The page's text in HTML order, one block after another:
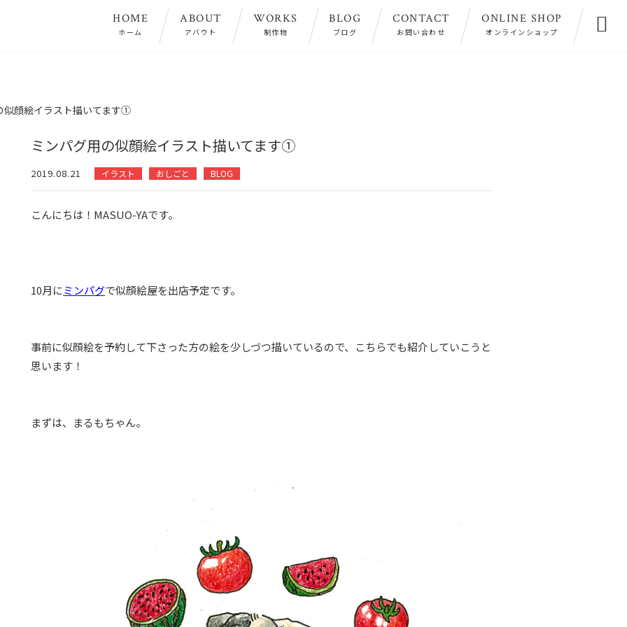
HOME
ホーム
ABOUT
アバウト
WORKS
制作物
BLOG
ブログ
CONTACT
お問い合わせ
ONLINE SHOP
オンラインショップ 
似顔絵イラスト描いてます①
ミンパグ用の似顔絵イラスト描いてます①
2019.08.21 イラスト おしごと BLOG
こんにちは！MASUO-YAです。
10月にミンパグで似顔絵屋を出店予定です。
事前に似顔絵を予約して下さった方の絵を少しづつ描いているので、こちらでも紹介していこうと
思います！
まずは、まるもちゃん。